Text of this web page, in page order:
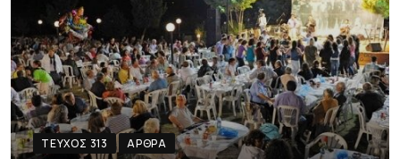
ΤΕΎΧΟΣ 313 ΆΡΘΡΑ